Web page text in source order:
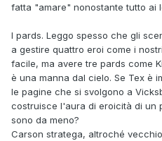
fatta "amare" nonostante tutto ai
I pards. Leggo spesso che gli
a gestire quattro eroi come i
facile, ma avere tre pards come
è una manna dal cielo. Se Tex è
le pagine che si svolgono a
costruisce l'aura di eroicità di un
sono da meno?
Carson stratega, altroché